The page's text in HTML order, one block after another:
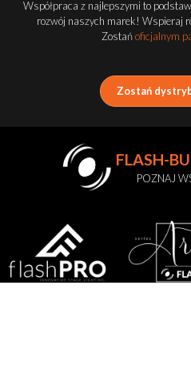
Współpraca z najlepszymi to
rozwój naszych marek! Wspieraj
Zostańoficjalnym
Zostań
FLASH-
POZNAJ